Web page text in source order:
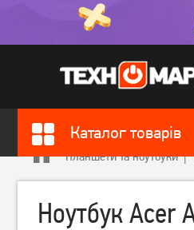
Каталог товарів
Планшети та ноутбуки
Ноутбук Acer